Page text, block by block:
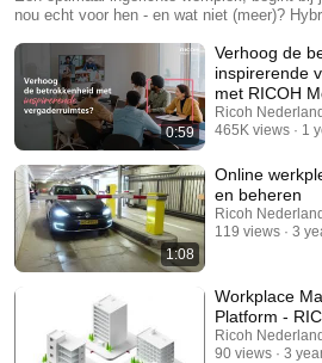
nou echt voor hen - en wat niet (meer)?
naadloos in verbinding staan en soepel schakelen. Vanuit
inzicht - datagestuurd - ondersteun je
verbeteren. Zodat afstand geen rol meer
krijgt.
0:59
Verhoog de
inspirerende
met RICOH
Ricoh
465K views
1
1:08
Online
en beheren
Ricoh
119 views
3
Workplace
Platform -
Ricoh
90 views
3